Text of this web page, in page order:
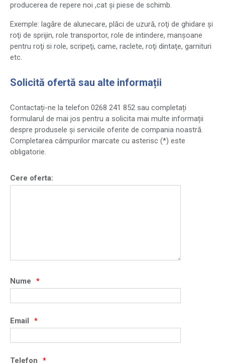
producerea de repere noi ,cat şi piese de schimb.
Exemple: lagăre de alunecare, plăci de uzură, roţi de ghidare şi
roţi de sprijin, role transportor, role de intindere, manşoane
pentru roţi si role, scripeţi, came, raclete, roţi dintaţe, garnituri
etc.
Solicită ofertă sau alte informații
Contactați-ne la telefon 0268 241 852 sau completați
formularul de mai jos pentru a solicita mai multe informații
despre produsele și serviciile oferite de compania noastră.
Completarea câmpurilor marcate cu asterisc (*) este
obligatorie.
Cere oferta:
Nume
Email
Telefon